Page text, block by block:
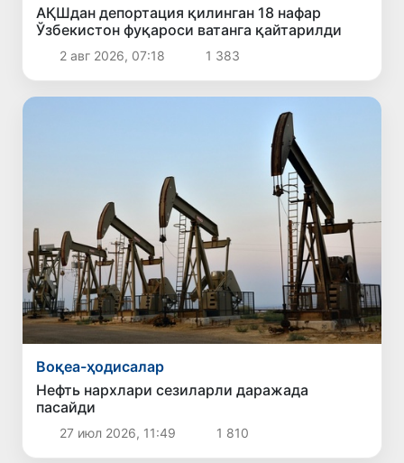
АҚШдан депортация қилинган 18 нафар
Ўзбекистон фуқароси ватанга қайтарилди
2 авг 2026, 07:18 1 383
Воқеа-ҳодисалар
Нефть нархлари сезиларли даражада
пасайди
27 июл 2026, 11:49 1 810